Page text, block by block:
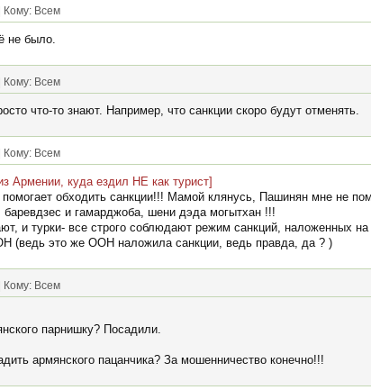
Кому: Всем
не было.
Кому: Всем
что-то знают. Например, что санкции скоро будут отменять.
Кому: Всем
Армении, куда ездил НЕ как турист]
обходить санкции!!! Мамой клянусь, Пашинян мне не
и гамарджоба, шени дэда могытхан !!!
и турки- все строго соблюдают режим санкций, наложенных
(ведь это же ООН наложила санкции, ведь правда, да ? )
Кому: Всем
парнишку? Посадили.
армянского пацанчика? За мошенничество конечно!!!